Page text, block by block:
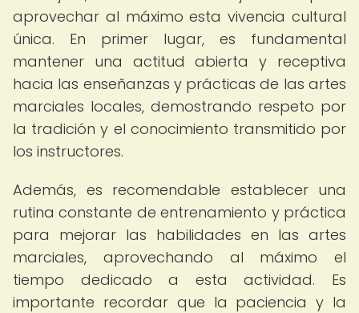
aprovechar al máximo esta vivencia cultural
única. En primer lugar, es fundamental
mantener una actitud abierta y receptiva
hacia las enseñanzas y prácticas de las artes
marciales locales, demostrando respeto por
la tradición y el conocimiento transmitido por
los instructores.
Además, es recomendable establecer una
rutina constante de entrenamiento y práctica
para mejorar las habilidades en las artes
marciales, aprovechando al máximo el
tiempo dedicado a esta actividad. Es
importante recordar que la paciencia y la